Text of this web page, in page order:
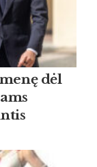
dėl